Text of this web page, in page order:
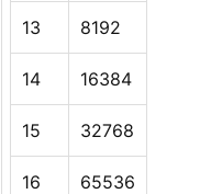
13 8192
14 16384
15 32768
16 65536